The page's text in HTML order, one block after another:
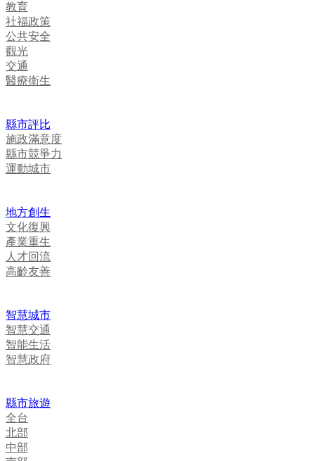
教育
社福政策
公共安全
觀光
交通
醫療衛生
縣市評比
施政滿意度
縣市競爭力
運動城市
地方創生
文化復興
產業重生
人才回流
高齡友善
智慧城市
智慧交通
智能生活
智慧政府
縣市旅遊
全台
北部
中部